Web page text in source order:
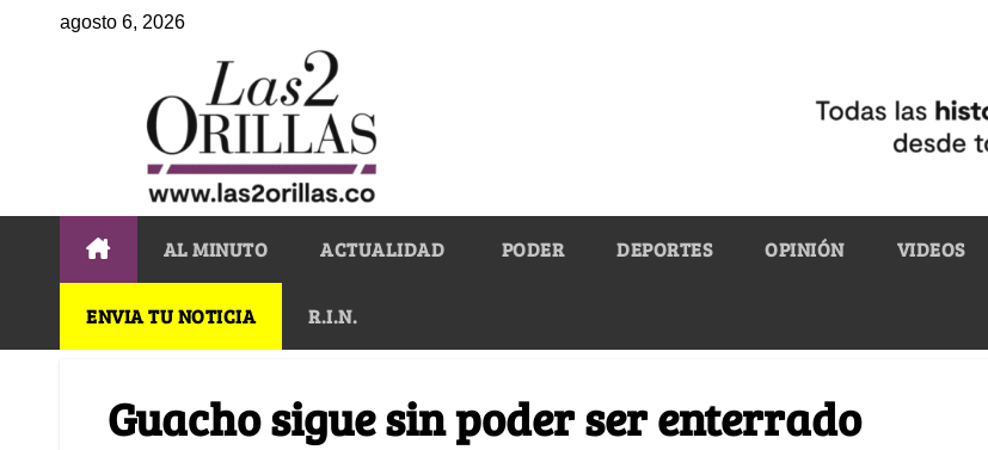
agosto 6, 2026
AL MINUTO ACTUALIDAD PODER DEPORTES OPINIÓN VIDEOS
ENVIA TU NOTICIA R.I.N.
Guacho sigue sin poder ser enterrado